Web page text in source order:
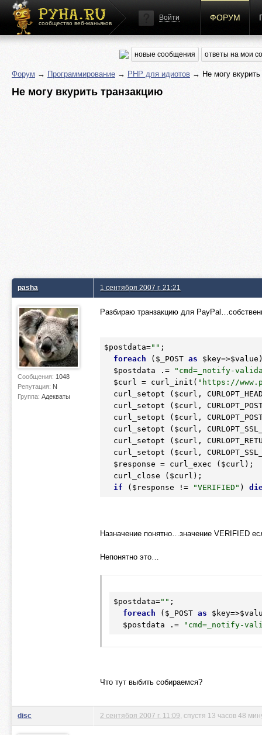
сообщество веб-маньяков
Войти ФОРУМ
новые сообщения ответы на мои
Форум → Программирование → PHP для идиотов → Не могу вкурить
Не могу вкурить транзакцию
pasha
Сообщения: 1048
Репутация: N
Группа: Адекваты
1 сентября 2007 г. 21:21
Разбираю транзакцию для
$postdata="" ;
foreach ( $_POST as $key=>$value
$postdata .=
"cmd=_notify-
$curl
= curl_init( "https://
  curl_setopt (
$curl ,
  curl_setopt (
$curl ,
  curl_setopt (
$curl ,
  curl_setopt (
$curl ,
  curl_setopt (
$curl ,
  curl_setopt (
$curl ,
$response = curl_exec ( $curl );
  curl_close (
$curl );
if ( $response != "VERIFIED" )
Назначение понятно…значение VERIFIED
Непонятно это…
$postdata="" ;
foreach ( $_POST as $key=>
$postdata .= "cmd=_notify-
Что тут выбить собираемся?
disc 2 сентября 2007 г. 11:09 , спустя 13 часов 48